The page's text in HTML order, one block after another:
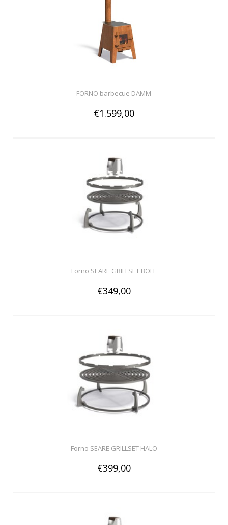
FORNO barbecue DAMM
€1.599,00
Forno SEARE GRILLSET BOLE
€349,00
Forno SEARE GRILLSET HALO
€399,00